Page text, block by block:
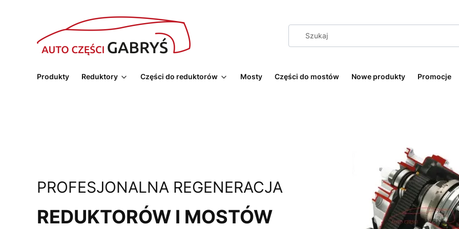
Produkty Reduktory Części do reduktorów Mosty Części do mostów Nowe produkty Promocje
PROFESJONALNA REGENERACJA
REDUKTORÓW I MOSTÓW